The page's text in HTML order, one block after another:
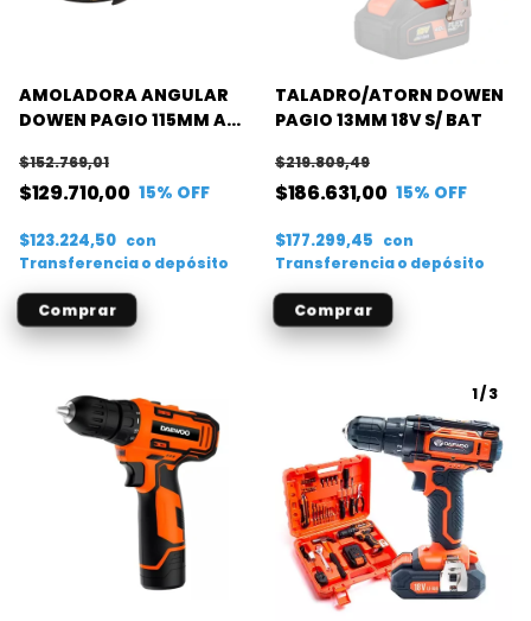
AMOLADORA ANGULAR
DOWEN PAGIO 115MM A
$129.710,00
$152.769,01
15% OFF
$123.224,50 con
Transferencia o depósito
TALADRO/ATORN DOWEN
PAGIO 13MM 18V S/ BAT
$186.631,00
$219.809,49
15% OFF
$177.299,45 con
Transferencia o depósito
1/3